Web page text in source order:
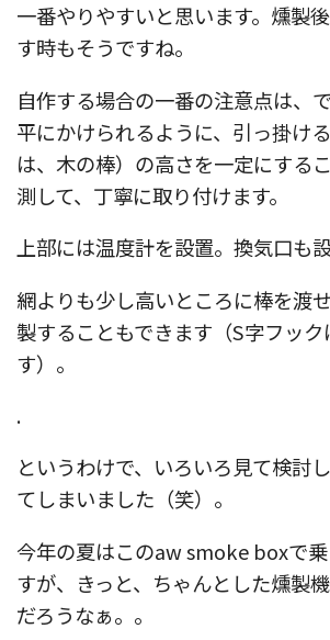
一番やりやすいと思います。燻製
す時もそうですね。
自作する場合の一番の注意点は、
平にかけられるように、引っ掛け
は、木の棒）の高さを一定にする
測して、丁寧に取り付けます。
上部には温度計を設置。換気口も
網よりも少し高いところに棒を渡
製することもできます（S字フッ
す）。
.
というわけで、いろいろ見て検討
てしまいました（笑）。
今年の夏はこのaw smoke boxで
すが、きっと、ちゃんとした燻製
だろうなぁ。。